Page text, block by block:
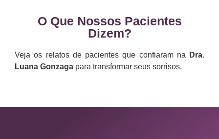
O Que Nossos Pacientes
Dizem?
Veja os relatos de pacientes que confiaram na
Dra.
Luana Gonzaga para transformar seus sorrisos.